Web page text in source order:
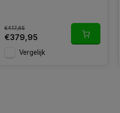
€417,65
€379,95
Vergelijk